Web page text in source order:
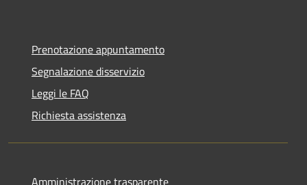
Prenotazione appuntamento
Segnalazione disservizio
Leggi le FAQ
Richiesta assistenza
Amministrazione trasparente